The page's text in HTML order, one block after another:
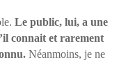
Le public, lui, a une
connait et rarement
Néanmoins, je ne